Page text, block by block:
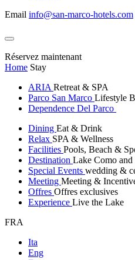
Email info@san-marco-hotels.com
Réservez maintenant
Home Stay
ARIA Retreat & SPA
Parco San Marco Lifestyle
Dependence Del Parco
Dining Eat & Drink
Relax SPA & Wellness
Facilities Pools, Beach &
Destination Lake Como
Special Events wedding &
Meeting Meeting &
Offres Offres exclusives
Experience Live the Lake
FRA
Ita
Eng